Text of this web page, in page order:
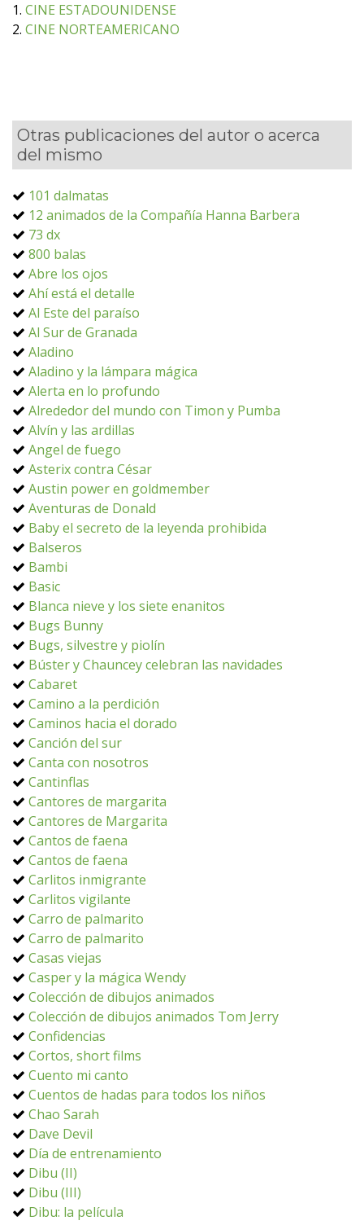
1. CINE ESTADOUNIDENSE
2. CINE NORTEAMERICANO
Otras publicaciones del autor o acerca
del mismo
101 dalmatas
12 animados de la Compañía Hanna Barbera
73 dx
800 balas
Abre los ojos
Ahí está el detalle
Al Este del paraíso
Al Sur de Granada
Aladino
Aladino y la lámpara mágica
Alerta en lo profundo
Alrededor del mundo con Timon y Pumba
Alvín y las ardillas
Angel de fuego
Asterix contra César
Austin power en goldmember
Aventuras de Donald
Baby el secreto de la leyenda prohibida
Balseros
Bambi
Basic
Blanca nieve y los siete enanitos
Bugs Bunny
Bugs, silvestre y piolín
Búster y Chauncey celebran las navidades
Cabaret
Camino a la perdición
Caminos hacia el dorado
Canción del sur
Canta con nosotros
Cantinflas
Cantores de margarita
Cantores de Margarita
Cantos de faena
Cantos de faena
Carlitos inmigrante
Carlitos vigilante
Carro de palmarito
Carro de palmarito
Casas viejas
Casper y la mágica Wendy
Colección de dibujos animados
Colección de dibujos animados Tom Jerry
Confidencias
Cortos, short films
Cuento mi canto
Cuentos de hadas para todos los niños
Chao Sarah
Dave Devil
Día de entrenamiento
Dibu (II)
Dibu (III)
Dibu: la película